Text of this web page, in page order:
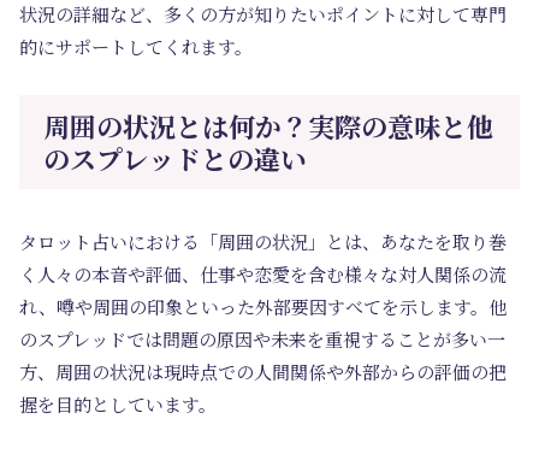
状況の詳細など、多くの方が知りたいポイントに対して専門
的にサポートしてくれます。
周囲の状況とは何か？実際の意味と他
のスプレッドとの違い
タロット占いにおける「周囲の状況」とは、あなたを取り巻
く人々の本音や評価、仕事や恋愛を含む様々な対人関係の流
れ、噂や周囲の印象といった外部要因すべてを示します。他
のスプレッドでは問題の原因や未来を重視することが多い一
方、周囲の状況は現時点での人間関係や外部からの評価の把
握を目的としています。